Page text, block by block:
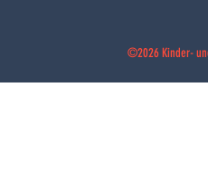
©2026 Kinder-